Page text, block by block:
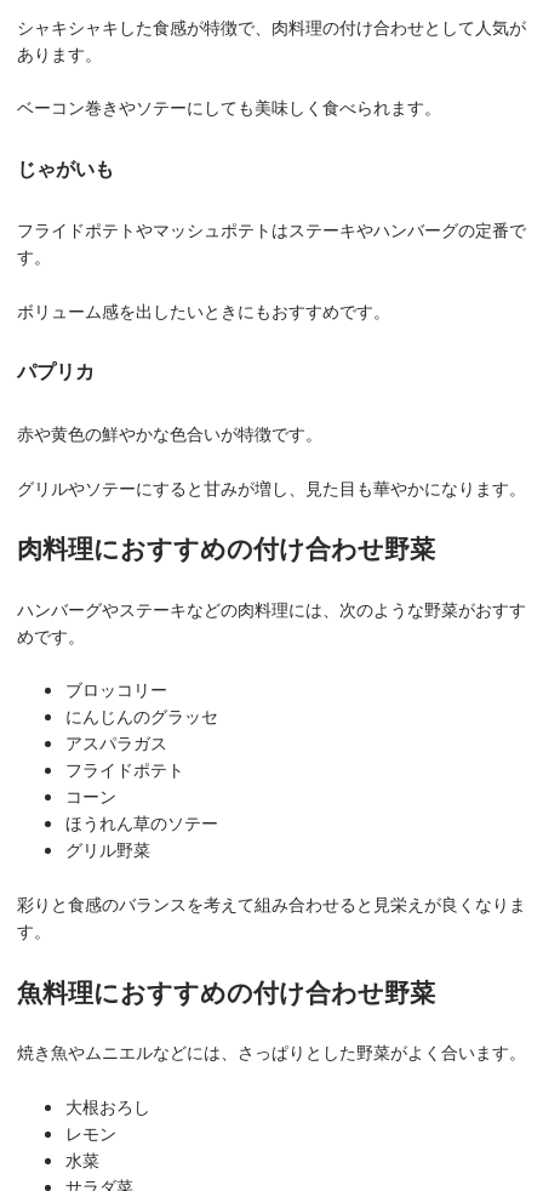
シャキシャキした食感が特徴で、肉料理の付け合わせとして人気が
あります。
ベーコン巻きやソテーにしても美味しく食べられます。
じゃがいも
フライドポテトやマッシュポテトはステーキやハンバーグの定番で
す。
ボリューム感を出したいときにもおすすめです。
パプリカ
赤や黄色の鮮やかな色合いが特徴です。
グリルやソテーにすると甘みが増し、見た目も華やかになります。
肉料理におすすめの付け合わせ野菜
ハンバーグやステーキなどの肉料理には、次のような野菜がおすす
めです。
ブロッコリー
にんじんのグラッセ
アスパラガス
フライドポテト
コーン
ほうれん草のソテー
グリル野菜
彩りと食感のバランスを考えて組み合わせると見栄えが良くなりま
す。
魚料理におすすめの付け合わせ野菜
焼き魚やムニエルなどには、さっぱりとした野菜がよく合います。
大根おろし
レモン
水菜